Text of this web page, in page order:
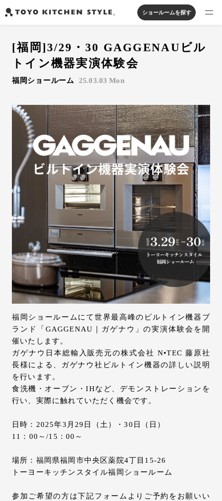
オープンキッチン
アイランドキッチン
製品を探す
システムキッチン
実例から探す
ジャーナルを読む
オンラインストア
お知らせ
カタログを見る
よくあるご質問
お問い合わせ
サポート
LANGUAGE : JP
CN
オンライン見積もり ショールームを探す
ショールームを探す
[福岡]3/29・30 GAGGENAUビル
トイン機器実演体験会
福岡ショールーム 25.03.03 Mon
福岡ショールームにて世界最高峰のビルトイン機器ブ
ランド「GAGGENAU｜ガゲナウ」の実演体験会を開
催いたします。
ガゲナウ日本総輸入販売元の株式会社 N•TEC 藤原社
長様による、ガゲナウ社ビルトイン機器の詳しい説明
を行います。
食洗機・オーブン・IHなど、デモンストレーションを
行い、実際に触れていただく機会です。
日時：2025年3月29日（土）・30日（日）
11：00～/15：00～
場所：福岡県福岡市中央区薬院4丁目15-26
トーヨーキッチンスタイル福岡ショールーム
参加ご希望の方は下記フォームよりご予約をお願いい